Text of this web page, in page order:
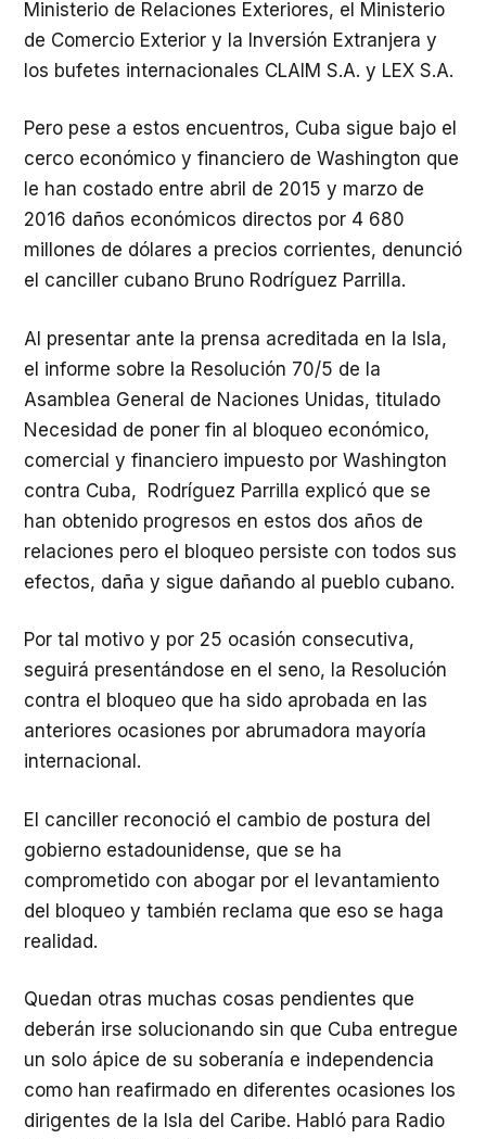
Ministerio de Relaciones Exteriores, el Ministerio
de Comercio Exterior y la Inversión Extranjera y
los bufetes internacionales CLAIM S.A. y LEX S.A.
Pero pese a estos encuentros, Cuba sigue bajo el
cerco económico y financiero de Washington que
le han costado entre abril de 2015 y marzo de
2016 daños económicos directos por 4 680
millones de dólares a precios corrientes, denunció
el canciller cubano Bruno Rodríguez Parrilla.
Al presentar ante la prensa acreditada en la Isla,
el informe sobre la Resolución 70/5 de la
Asamblea General de Naciones Unidas, titulado
Necesidad de poner fin al bloqueo económico,
comercial y financiero impuesto por Washington
contra Cuba, Rodríguez Parrilla explicó que se
han obtenido progresos en estos dos años de
relaciones pero el bloqueo persiste con todos sus
efectos, daña y sigue dañando al pueblo cubano.
Por tal motivo y por 25 ocasión consecutiva,
seguirá presentándose en el seno, la Resolución
contra el bloqueo que ha sido aprobada en las
anteriores ocasiones por abrumadora mayoría
internacional.
El canciller reconoció el cambio de postura del
gobierno estadounidense, que se ha
comprometido con abogar por el levantamiento
del bloqueo y también reclama que eso se haga
realidad.
Quedan otras muchas cosas pendientes que
deberán irse solucionando sin que Cuba entregue
un solo ápice de su soberanía e independencia
como han reafirmado en diferentes ocasiones los
dirigentes de la Isla del Caribe. Habló para Radio